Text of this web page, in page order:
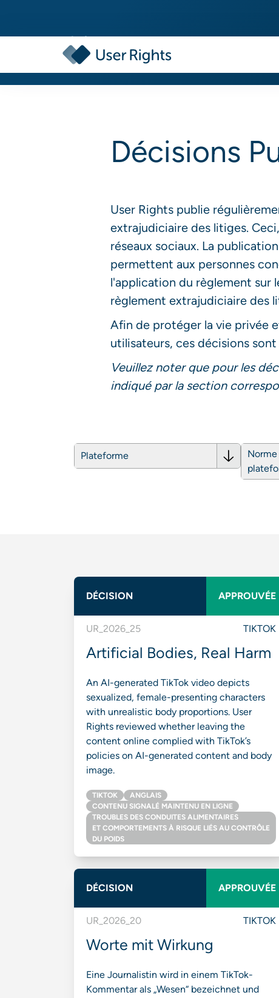
Décisions
User Rights publie
extrajudiciaire des litiges.
réseaux sociaux. La
permettent aux personnes
l'application du règlement sur
règlement extrajudiciaire des
Afin de protéger la vie privée
utilisateurs, ces décisions
Veuillez noter que pour les
indiqué par la section
Plateforme
DÉCISION APPROUVÉE
UR_2026_25 TIKTOK
Artificial Bodies, Real Harm
An AI-generated TikTok video depicts
sexualized, female-presenting characters
with unrealistic body proportions. User
Rights reviewed whether leaving the
content online complied with TikTok’s
policies on AI-generated content and body
image.
TIKTOK
ANGLAIS
CONTENU SIGNALÉ MAINTENU EN LIGNE
TROUBLES DES CONDUITES ALIMENTAIRES
ET COMPORTEMENTS À RISQUE LIÉS AU CONTRÔLE
DU POIDS
DÉCISION APPROUVÉE
UR_2026_20 TIKTOK
Worte mit Wirkung
Eine Journalistin wird in einem TikTok-
Kommentar als „Wesen“ bezeichnet und